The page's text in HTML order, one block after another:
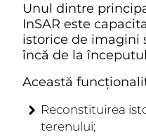
Unul dintre
InSAR este
istorice de imagini
încă de la
Această
Reconstituirea
terenului;